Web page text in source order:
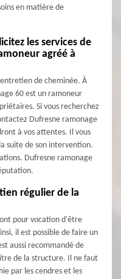
en matière de
les services de
agréé à
de cheminée. À
60 est un ramoneur
Si vous recherchez
Dufresne ramonage
à vos attentes. Il vous
suite de son intervention.
Dufresne ramonage
régulier de la
pour vocation d'être
il est possible de faire un
aussi recommandé de
de la structure. Il ne faut
par les cendres et les